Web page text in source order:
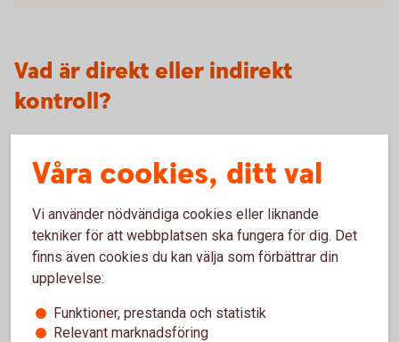
Vad är direkt eller indirekt
kontroll?
direkt ägande eller kontroll i den juridiska personen. Indirekt
kontroll innebär att den verkliga huvudmannen utövar
kontroll över en eller flera juridiska personer som i sin tur
utövar kontroll över verksamheten.
Vem är en person i politiskt utsatt
ställning?
Våra cookies, ditt val
Vi använder nödvändiga cookies eller liknande
tekniker för att webbplatsen ska fungera för dig. Det
finns även cookies du kan välja som förbättrar din
upplevelse:
Funktioner, prestanda och statistik
Relevant marknadsföring